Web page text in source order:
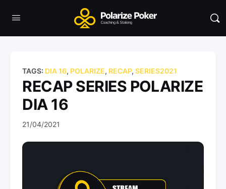
TAGS: DIA 16, POLARIZE, RECAP, SERIES2021
RECAP SERIES POLARIZE
DIA 16
21/04/2021